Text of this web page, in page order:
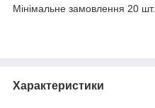
Мінімальне замовлення 20 шт.
Характеристики